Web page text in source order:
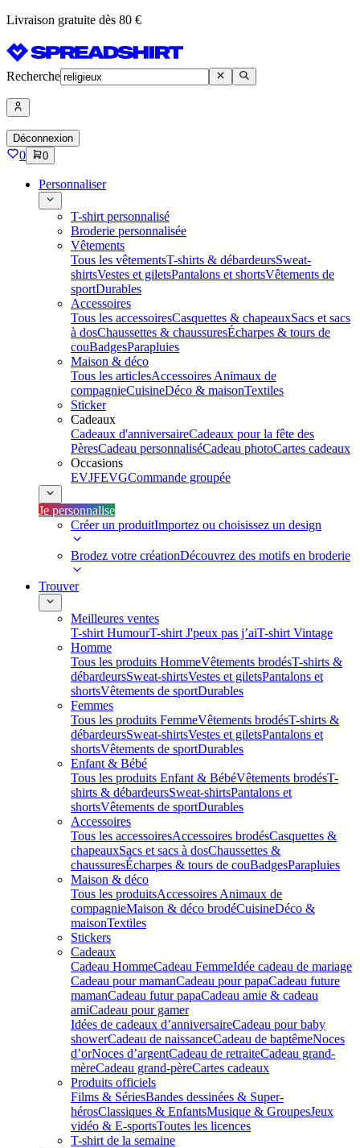
Livraison gratuite dès 80 €
Recherche
Déconnexion
0 0
Personnaliser
T-shirt personnalisé
Broderie personnalisée
Vêtements
Tous les vêtementsT-shirts & débardeursSweat-
shirtsVestes et giletsPantalons et shortsVêtements de
sportDurables
Accessoires
Tous les accessoiresCasquettes & chapeauxSacs et sacs
à dosChaussettes & chaussuresÉcharpes & tours de
couBadgesParapluies
Maison & déco
Tous les articlesAccessoires Animaux de
compagnieCuisineDéco & maisonTextiles
Sticker
Cadeaux
Cadeaux d'anniversaireCadeaux pour la fête des
PèresCadeau personnaliséCadeau photoCartes cadeaux
Occasions
EVJFEVGCommande groupée
Je personnalise
Créer un produitImportez ou choisissez un design
Brodez votre créationDécouvrez des motifs en broderie
Trouver
Meilleures ventes
T-shirt HumourT-shirt J'peux pas j’aiT-shirt Vintage
Homme
Tous les produits HommeVêtements brodésT-shirts &
débardeursSweat-shirtsVestes et giletsPantalons et
shortsVêtements de sportDurables
Femmes
Tous les produits FemmeVêtements brodésT-shirts &
débardeursSweat-shirtsVestes et giletsPantalons et
shortsVêtements de sportDurables
Enfant & Bébé
Tous les produits Enfant & BébéVêtements brodésT-
shirts & débardeursSweat-shirtsPantalons et
shortsVêtements de sportDurables
Accessoires
Tous les accessoiresAccessoires brodésCasquettes &
chapeauxSacs et sacs à dosChaussettes &
chaussuresÉcharpes & tours de couBadgesParapluies
Maison & déco
Tous les produitsAccessoires Animaux de
compagnieMaison & déco brodéCuisineDéco &
maisonTextiles
Stickers
Cadeaux
Cadeau HommeCadeau FemmeIdée cadeau de mariage​
Cadeau pour mamanCadeau pour papaCadeau future
mamanCadeau futur papaCadeau amie & cadeau
amiCadeau pour gamer
Idées de cadeaux d’anniversaireCadeau pour baby
showerCadeau de naissanceCadeau de baptêmeNoces
d’orNoces d’argentCadeau de retraiteCadeau grand-
mèreCadeau grand-pèreCartes cadeaux
Produits officiels
Films & SériesBandes dessinées & Super-
hérosClassiques & EnfantsMusique & GroupesJeux
vidéo & E-sportsToutes les licences
T-shirt de la semaine